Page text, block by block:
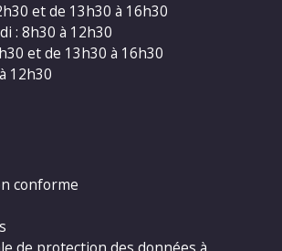
et de 13h30 à 16h30
: 8h30 à 12h30
et de 13h30 à 16h30
12h30
conforme
de protection des données à